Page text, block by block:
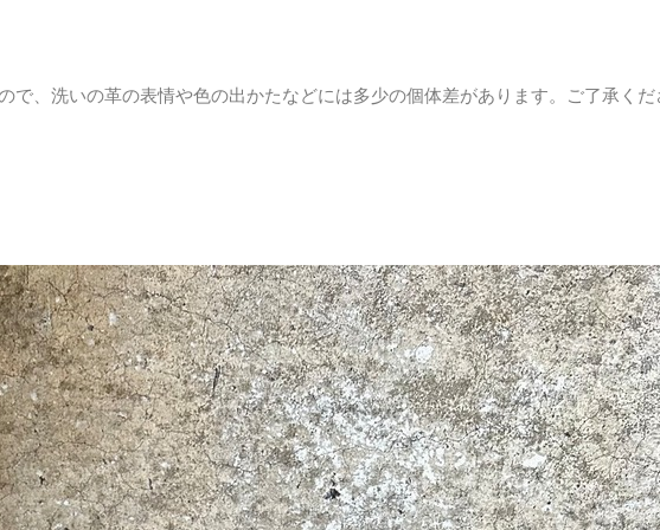
で、洗いの革の表情や色の出かたなどには多少の個体差があります。ご了承くだ